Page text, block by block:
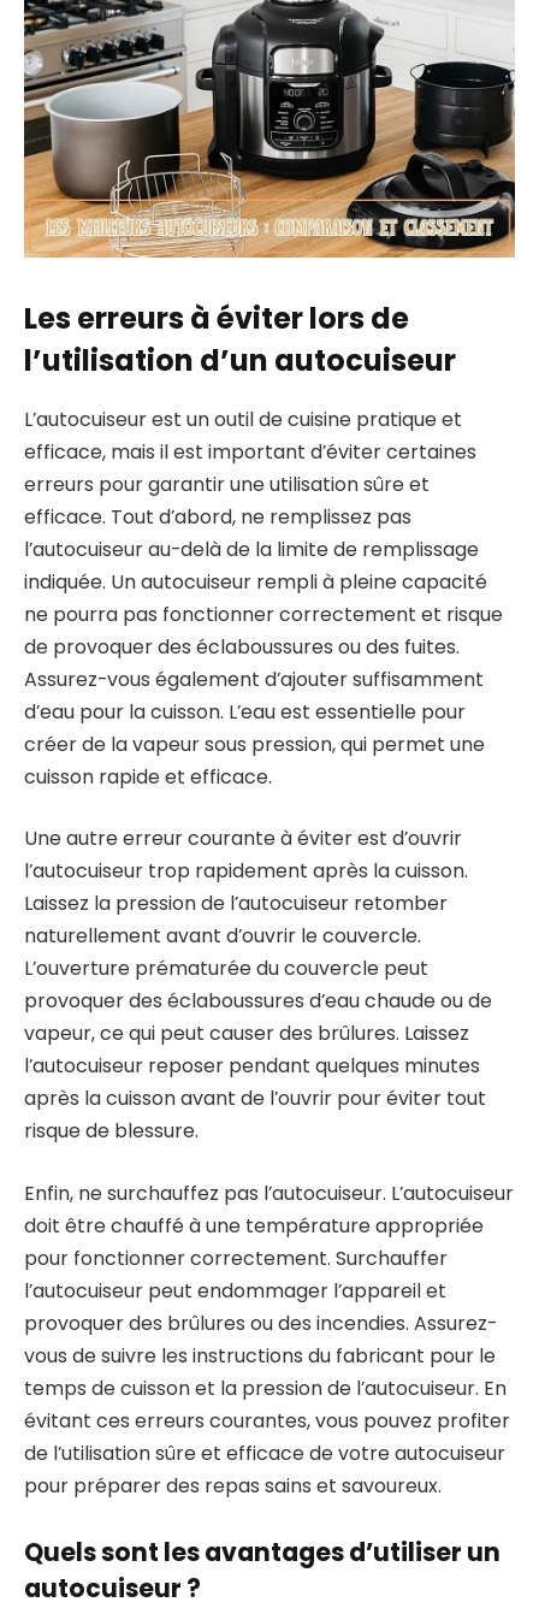
Les erreurs à éviter lors de
l’utilisation d’un autocuiseur
L’autocuiseur est un outil de cuisine pratique et
efficace, mais il est important d’éviter certaines
erreurs pour garantir une utilisation sûre et
efficace. Tout d’abord, ne remplissez pas
l’autocuiseur au-delà de la limite de remplissage
indiquée. Un autocuiseur rempli à pleine capacité
ne pourra pas fonctionner correctement et risque
de provoquer des éclaboussures ou des fuites.
Assurez-vous également d’ajouter suffisamment
d’eau pour la cuisson. L’eau est essentielle pour
créer de la vapeur sous pression, qui permet une
cuisson rapide et efficace.
Une autre erreur courante à éviter est d’ouvrir
l’autocuiseur trop rapidement après la cuisson.
Laissez la pression de l’autocuiseur retomber
naturellement avant d’ouvrir le couvercle.
L’ouverture prématurée du couvercle peut
provoquer des éclaboussures d’eau chaude ou de
vapeur, ce qui peut causer des brûlures. Laissez
l’autocuiseur reposer pendant quelques minutes
après la cuisson avant de l’ouvrir pour éviter tout
risque de blessure.
Enfin, ne surchauffez pas l’autocuiseur. L’autocuiseur
doit être chauffé à une température appropriée
pour fonctionner correctement. Surchauffer
l’autocuiseur peut endommager l’appareil et
provoquer des brûlures ou des incendies. Assurez-
vous de suivre les instructions du fabricant pour le
temps de cuisson et la pression de l’autocuiseur. En
évitant ces erreurs courantes, vous pouvez profiter
de l’utilisation sûre et efficace de votre autocuiseur
pour préparer des repas sains et savoureux.
Quels sont les avantages d’utiliser un
autocuiseur ?